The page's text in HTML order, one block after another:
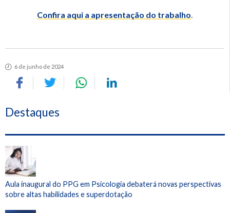
Confira aqui a apresentação do trabalho.
6 de junho de 2024
Destaques
Aula inaugural do PPG em Psicologia debaterá novas perspectivas
sobre altas habilidades e superdotação